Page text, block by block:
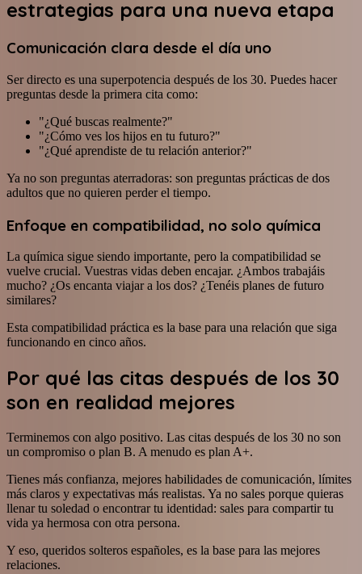
estrategias para una nueva etapa
Comunicación clara desde el día uno
Ser directo es una superpotencia después de los 30. Puedes hacer
preguntas desde la primera cita como:
"¿Qué buscas realmente?"
"¿Cómo ves los hijos en tu futuro?"
"¿Qué aprendiste de tu relación anterior?"
Ya no son preguntas aterradoras: son preguntas prácticas de dos
adultos que no quieren perder el tiempo.
Enfoque en compatibilidad, no solo química
La química sigue siendo importante, pero la compatibilidad se
vuelve crucial. Vuestras vidas deben encajar. ¿Ambos trabajáis
mucho? ¿Os encanta viajar a los dos? ¿Tenéis planes de futuro
similares?
Esta compatibilidad práctica es la base para una relación que siga
funcionando en cinco años.
Por qué las citas después de los 30
son en realidad mejores
Terminemos con algo positivo. Las citas después de los 30 no son
un compromiso o plan B. A menudo es plan A+.
Tienes más confianza, mejores habilidades de comunicación, límites
más claros y expectativas más realistas. Ya no sales porque quieras
llenar tu soledad o encontrar tu identidad: sales para compartir tu
vida ya hermosa con otra persona.
Y eso, queridos solteros españoles, es la base para las mejores
relaciones.